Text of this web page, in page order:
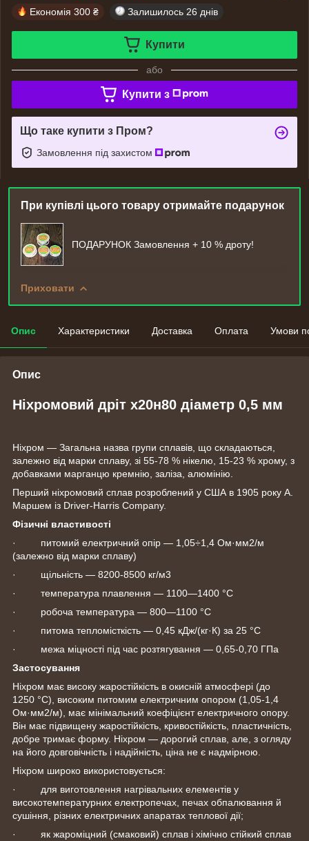
Економія 300 ₴ Залишилось 26 днів
Купити
або
Купити з
Що таке купити з Пром?
Замовлення під захистом
При купівлі цього товару отримайте подарунок
ПОДАРУНОК Замовлення + 10 % дроту!
Приховати
Опис Характеристики Доставка Оплата Умови
Опис
Ніхромовий дріт х20н80 діаметр 0,5 мм
Ніхром — Загальна назва групи сплавів, що складаються,
залежно від марки сплаву, зі 55-78 % нікелю, 15-23 % хрому, з
добавками марганцю кремнію, заліза, алюмінію.
Перший ніхромовий сплав розроблений у США в 1905 року А.
Маршем із Driver-Harris Company.
Фізичні властивості
· питомий електричний опір — 1,05÷1,4 Ом·мм2/м
(залежно від марки сплаву)
· щільність — 8200-8500 кг/м3
· температура плавлення — 1100—1400 °C
· робоча температура — 800—1100 °C
· питома тепломісткість — 0,45 кДж/(кг·К) за 25 °C
· межа міцності під час розтягування — 0,65-0,70 ГПа
Застосування
Ніхром має високу жаростійкість в окисній атмосфері (до
1250 °C), високим питомим електричним опором (1,05-1,4
Ом·мм2/м), має мінімальний коефіцієнт електричного опору.
Він має підвищену жаростійкість, кривостійкість, пластичність,
добре тримає форму. Ніхром — дорогий сплав, але, з огляду
на його довговічність і надійність, ціна не є надмірною.
Ніхром широко використовується:
· для виготовлення нагрівальних елементів у
високотемпературних електропечах, печах обпалювання й
сушіння, різних електричних апаратах теплової дії;
· як жароміцний (смаковий) сплав і хімічно стійкий сплав